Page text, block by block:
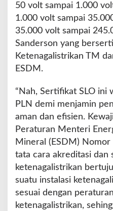
50 volt sampai 1.000
1.000 volt sampai
35.000 volt sampai
Sanderson yang
Ketenagalistrikan TM
ESDM.
“Nah, Sertifikat SLO ini
PLN demi menjamin
aman dan efisien.
Peraturan Menteri
Mineral (ESDM)
tata cara akreditasi dan
ketenagalistrikan
suatu instalasi
sesuai dengan
ketenagalistrikan,